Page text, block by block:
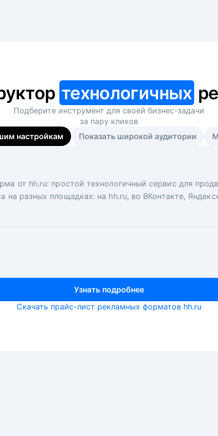
технологичных
Подберите инструмент для своей бизнес-задачи
за пару кликов
настройкам
Показать широкой аудитории
от hh.ru: простой технологичный сервис для
на разных площадках: на hh.ru, во ВКонтакте,
Узнать подробнее
вакансий на главной странице hh.ru.
ключ. Решите, сколько кандидатов и когда вам
рекрутеры и проектные менеджеры hh.ru с
Узнать подробнее
Скачать прайс-лист рекламных форматов hh.ru